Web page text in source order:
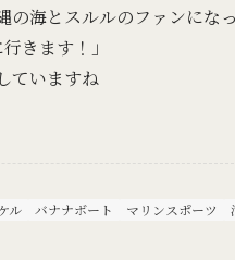
海とスルルのファンになっ
きます！」
ていますね
ル バナナボート マリンスポーツ